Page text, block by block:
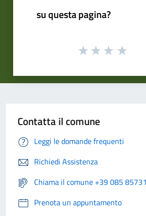
su questa pagina?
Contatta il comune
Leggi le domande frequenti
Richiedi Assistenza
Chiama il comune +39 085
Prenota un appuntamento